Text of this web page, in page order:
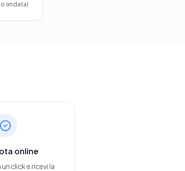
andata)
online
click e ricevi la